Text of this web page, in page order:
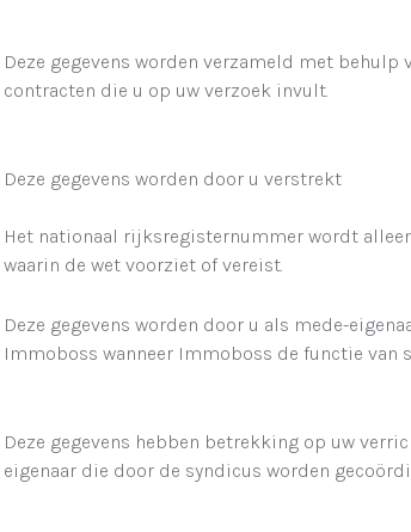
Deze gegevens worden verzameld met behulp
contracten die u op uw verzoek invult.
Deze gegevens worden door u verstrekt
Het nationaal rijksregisternummer wordt
waarin de wet voorziet of vereist.
Deze gegevens worden door u als mede-
Immoboss wanneer Immoboss de functie van
Deze gegevens hebben betrekking op uw
eigenaar die door de syndicus worden